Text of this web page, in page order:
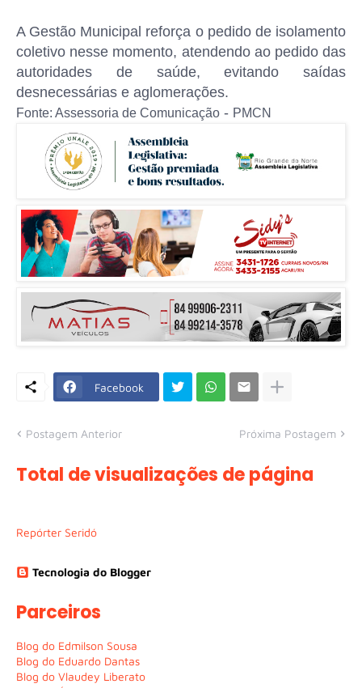
A Gestão Municipal reforça o pedido de isolamento
coletivo nesse momento, atendendo ao pedido das
autoridades de saúde, evitando saídas
desnecessárias e aglomerações.
Fonte: Assessoria de Comunicação - PMCN
Facebook
Postagem Anterior Próxima Postagem
Total de visualizações de página
Repórter Seridó
Tecnologia do Blogger
Parceiros
Blog do Edmilson Sousa
Blog do Eduardo Dantas
Blog do Vlaudey Liberato